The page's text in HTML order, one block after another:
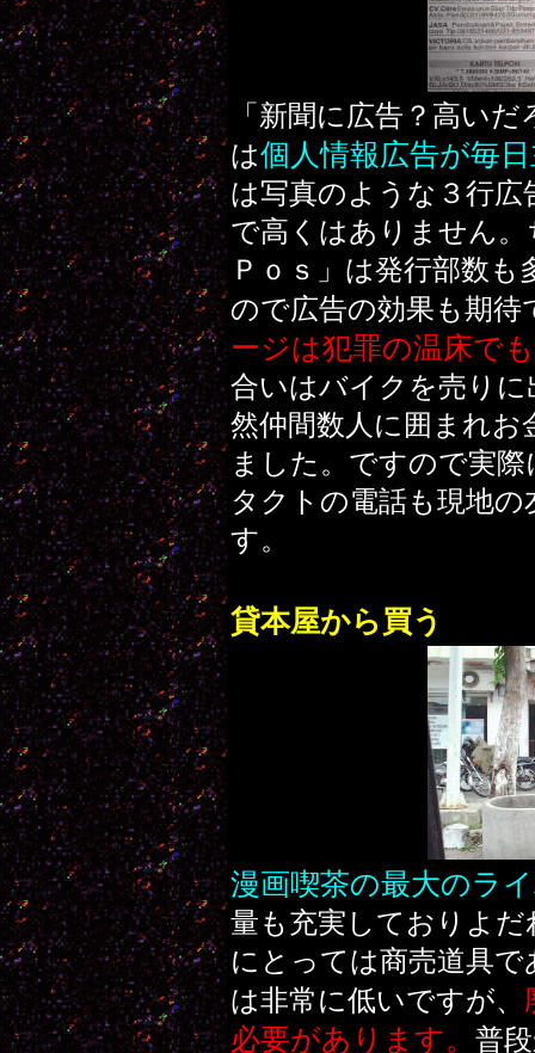
「新聞に広告？高い
は個人情報広告が毎
は写真のような３行
で高くはありません
Ｐｏｓ」は発行部数
ので広告の効果も期待
ージは犯罪の温床で
合いはバイクを売り
然仲間数人に囲まれ
ました。ですので実
タクトの電話も現地
す。
貸本屋から買う
漫画喫茶の最大のラ
量も充実しておりよ
にとっては商売道具
は非常に低いですが、
必要があります。 普